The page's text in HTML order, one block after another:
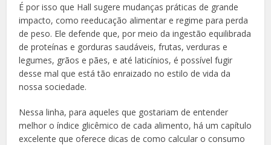
É por isso que Hall sugere mudanças práticas de grande
impacto, como reeducação alimentar e regime para perda
de peso. Ele defende que, por meio da ingestão equilibrada
de proteínas e gorduras saudáveis, frutas, verduras e
legumes, grãos e pães, e até laticínios, é possível fugir
desse mal que está tão enraizado no estilo de vida da
nossa sociedade.
Nessa linha, para aqueles que gostariam de entender
melhor o índice glicêmico de cada alimento, há um capítulo
excelente que oferece dicas de como calcular o consumo